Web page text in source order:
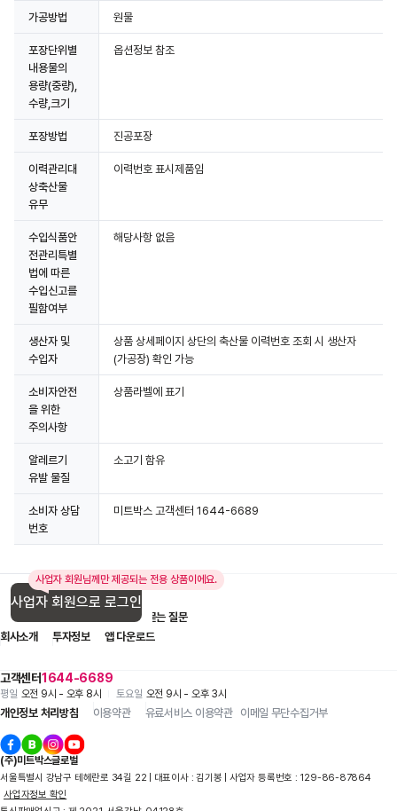
가공방법 원물
포장단위별
내용물의
용량(중량),
수량,크기
옵션정보 참조
포장방법 진공포장
이력관리대
상축산물
유무
이력번호 표시제품임
수입식품안
전관리특별
법에 따른
수입신고를
필함여부
해당사항 없음
생산자 및
수입자
상품 상세페이지 상단의 축산물 이력번호 조회 시 생산자
(가공장) 확인 가능
소비자안전
을 위한
주의사항
상품라벨에 표기
알레르기
유발 물질
소고기 함유
소비자 상담
번호
미트박스 고객센터 1644-6689
사업자 회원님께만 제공되는 전용 상품이에요.
사업자 회원으로 로그인
고객센터1644-6689
평일 오전 9시 - 오후 8시 토요일 오전 9시 - 오후 3시
입점 제휴 문의
자주 묻는 질문
회사소개
투자정보 앱 다운로드
개인정보 처리방침 이용약관 유료서비스 이용약관 이메일 무단수집거부
(주)미트박스글로벌
서울특별시 강남구 테헤란로 34길 22 | 대표이사 : 김기봉 | 사업자 등록번호 : 129-86-87864
사업자정보 확인